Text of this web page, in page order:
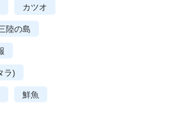
カツオ
陸の島
ラ)
鮮魚